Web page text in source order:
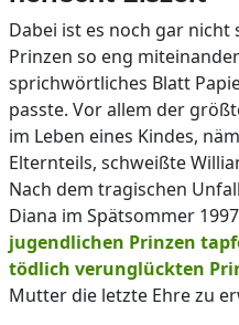
Dabei ist es noch gar nicht
Prinzen so eng
sprichwörtliches Blatt
passte. Vor allem der
im Leben eines Kindes,
Elternteils, schweißte
Nach dem tragischen
Diana im Spätsommer 1997
jugendlichen Prinzen
tödlich verunglückten
Mutter die letzte Ehre zu